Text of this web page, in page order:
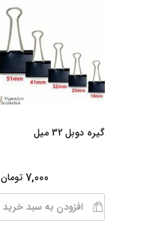
گیره دوبل 32 میل
7,000 تومان
افزودن به سبد خرید